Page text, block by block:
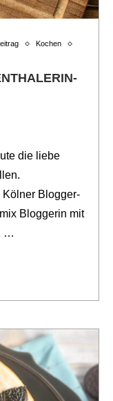
Kochen
die liebe
Blogger-
Bloggerin mit
…